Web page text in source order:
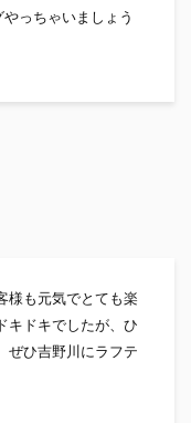
っちゃいましょう
様も元気でとても楽
キドキでしたが、ひ
ぜひ吉野川にラフテ